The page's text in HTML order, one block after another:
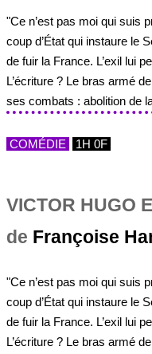
"Ce n’est pas moi qui suis
coup d’État qui instaure le
de fuir la France. L’exil lui
L’écriture ? Le bras armé
ses combats : abolition de
COMÉDIE 1H 0F
VICTOR HUGO
de Françoise
"Ce n’est pas moi qui suis
coup d’État qui instaure le
de fuir la France. L’exil lui
L’écriture ? Le bras armé